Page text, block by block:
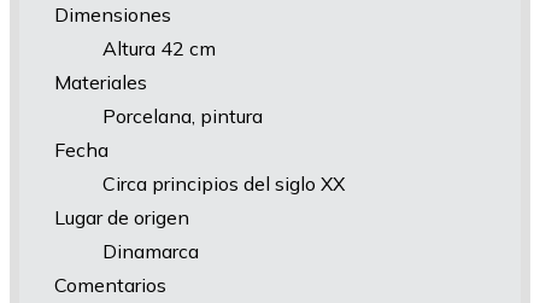
Dimensiones
Altura 42 cm
Materiales
Porcelana, pintura
Fecha
Circa principios del siglo XX
Lugar de origen
Dinamarca
Comentarios